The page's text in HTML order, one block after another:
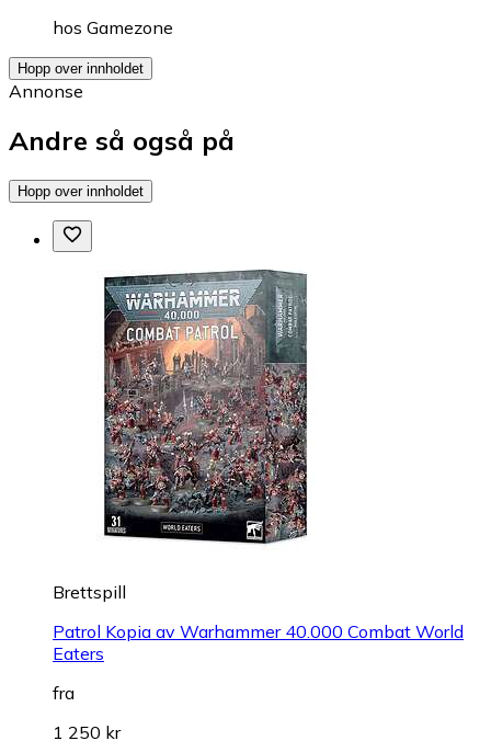
hos Gamezone
Hopp over innholdet
Annonse
Andre så også på
Hopp over innholdet
Brettspill
Patrol Kopia av Warhammer 40.000 Combat World
Eaters
fra
1 250 kr